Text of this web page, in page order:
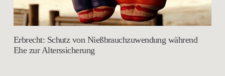
Erbrecht: Schutz von Nießbrauchzuwendung während
Ehe zur Alterssicherung